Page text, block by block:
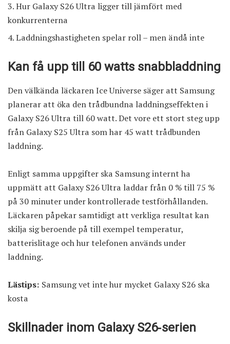
Hur Galaxy S26 Ultra ligger till jämfört med
konkurrenterna
Laddningshastigheten spelar roll – men ändå inte
Kan få upp till 60 watts snabbladdning
Den välkända läckaren Ice Universe säger att Samsung
planerar att öka den trådbundna laddningseffekten i
Galaxy S26 Ultra till 60 watt. Det vore ett stort steg upp
från Galaxy S25 Ultra som har 45 watt trådbunden
laddning.
Enligt samma uppgifter ska Samsung internt ha
uppmätt att Galaxy S26 Ultra laddar från 0 % till 75 %
på 30 minuter under kontrollerade testförhållanden.
Läckaren påpekar samtidigt att verkliga resultat kan
skilja sig beroende på till exempel temperatur,
batterislitage och hur telefonen används under
laddning.
Lästips: Samsung vet inte hur mycket Galaxy S26 ska
kosta
Skillnader inom Galaxy S26‑serien